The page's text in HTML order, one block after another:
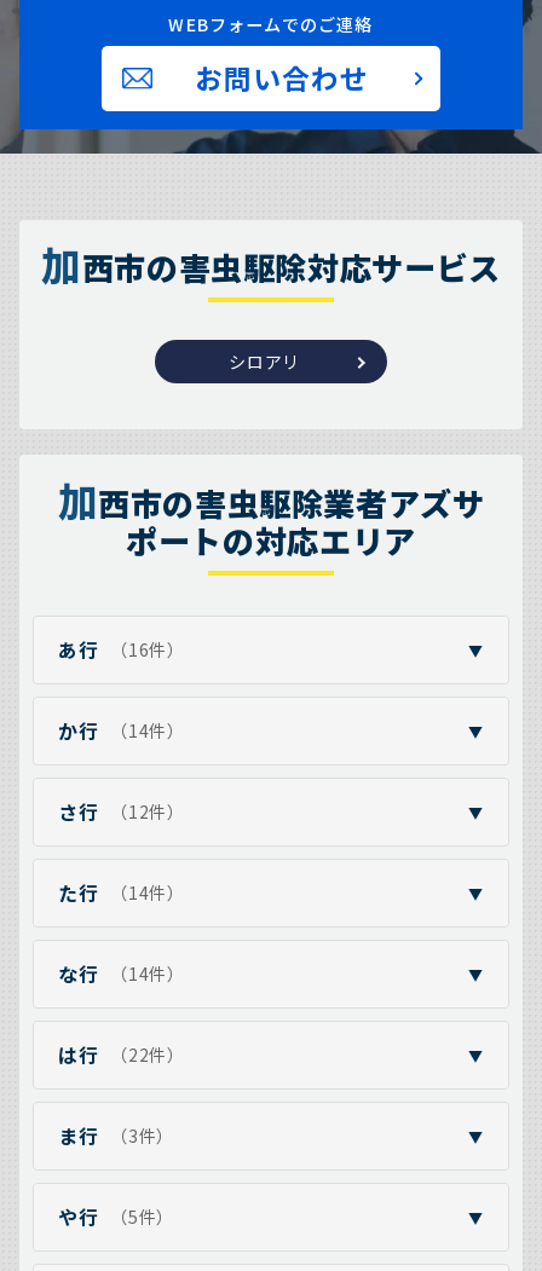
WEBフォームでのご連絡
お問い合わせ
加西市の害虫駆除対応サービス
シロアリ
加西市の害虫駆除業者アズサ
ポートの対応エリア
あ行 （16件） ▼
か行 （14件） ▼
さ行 （12件） ▼
た行 （14件） ▼
な行 （14件） ▼
は行 （22件） ▼
ま行 （3件） ▼
や行 （5件） ▼